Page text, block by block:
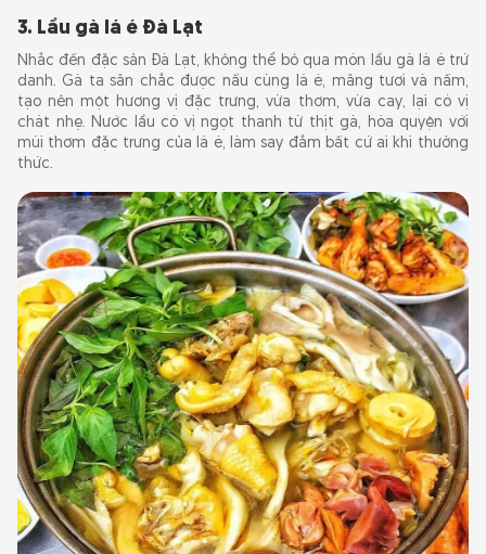
3. Lẩu gà lá é Đà Lạt
Nhắc đến đặc sản Đà Lạt, không thể bỏ qua món lẩu gà lá é trứ
danh. Gà ta săn chắc được nấu cùng lá é, măng tươi và nấm,
tạo nên một hương vị đặc trưng, vừa thơm, vừa cay, lại có vị
chát nhẹ. Nước lẩu có vị ngọt thanh từ thịt gà, hòa quyện với
mùi thơm đặc trưng của lá é, làm say đắm bất cứ ai khi thưởng
thức.